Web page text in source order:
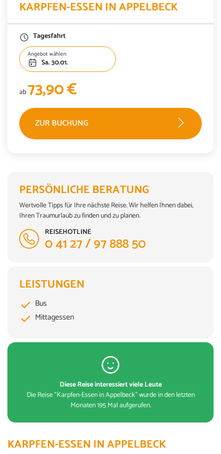
KARPFEN-ESSEN IN APPELBECK
Tagesfahrt
Angebot wählen:
Sa. 30.01.
ab73,90 €
ZUR BUCHUNG
ab73,90 €
Tagesfahrt
Do. 11.02.
ab73,90 €
73,90 €
ZUR BUCHUNG
KARPFEN-ESSEN IN APPELBECK
PERSÖNLICHE BERATUNG
Wertvolle Tipps für Ihre nächste Reise. Wir helfen Ihnen dabei,
Ihren Traumurlaub zu finden und zu planen.
REISEHOTLINE
0 41 27 / 97 888 50
LEISTUNGEN
Bus
Mittagessen
Diese Reise interessiert viele Leute
Die Reise "Karpfen-Essen in Appelbeck" wurde in den letzten
Monaten 195 Mal aufgerufen.